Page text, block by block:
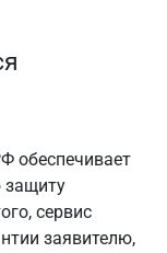
обеспечивает
защиту
сервис
заявителю,